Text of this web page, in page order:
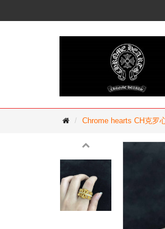
Chrome hearts CH克罗